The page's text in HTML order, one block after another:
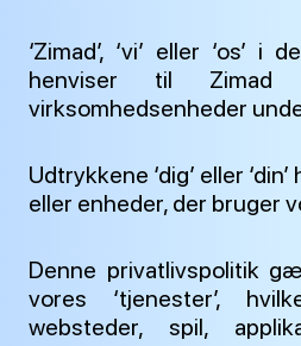
‘Zimad’, ‘vi’ eller ‘os’ i
henviser til
virksomhedsenheder
Udtrykkene ‘dig’ eller
eller enheder, der bruger
Denne privatlivspolitik
vores ‘tjenester’,
websteder, spil,